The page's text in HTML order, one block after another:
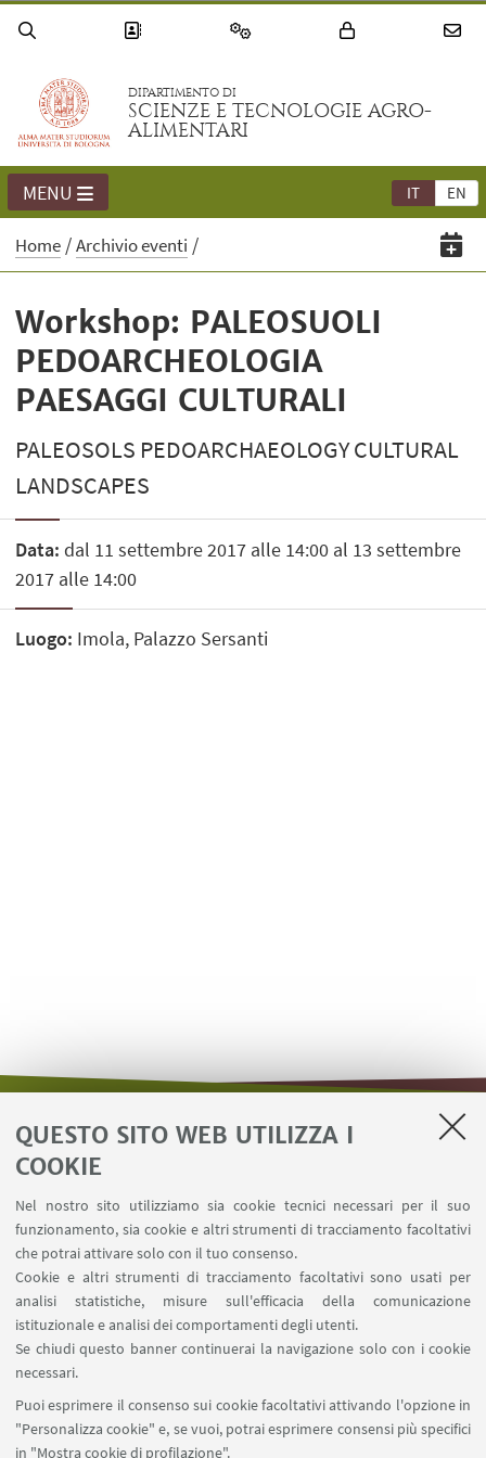
QUESTO SITO WEB UTILIZZA I
COOKIE
Nel nostro sito utilizziamo sia cookie tecnici necessari per il suo
funzionamento, sia cookie e altri strumenti di tracciamento facoltativi
che potrai attivare solo con il tuo consenso.
Cookie e altri strumenti di tracciamento facoltativi sono usati per
analisi statistiche, misure sull'efficacia della comunicazione
istituzionale e analisi dei comportamenti degli utenti.
Se chiudi questo banner continuerai la navigazione solo con i cookie
necessari.
Puoi esprimere il consenso sui cookie facoltativi attivando l'opzione in
"Personalizza cookie" e, se vuoi, potrai esprimere consensi più specifici
in "Mostra cookie di profilazione".
DIPARTIMENTO DI
SCIENZE E TECNOLOGIE AGRO-
ALIMENTARI
IT EN
MENU
Home Archivio eventi
Workshop: PALEOSUOLI
PEDOARCHEOLOGIA
PAESAGGI CULTURALI
PALEOSOLS PEDOARCHAEOLOGY CULTURAL
LANDSCAPES
Data: dal 11 settembre 2017 alle 14:00 al 13 settembre
2017 alle 14:00
Luogo: Imola, Palazzo Sersanti
LINK UTILI
Contatti
Carta dei servizi
SEGUI IL DIPARTIMENTO SU:
SEGUI UNIBO SU: